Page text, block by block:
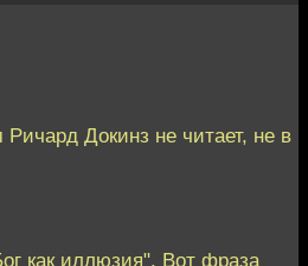
Докинз не читает, не в
как иллюзия". Вот фраза